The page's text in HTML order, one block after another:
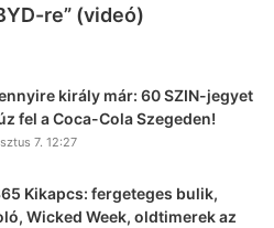
re” (videó)
király már: 60 SZIN-jegyet
fel a Coca-Cola Szegeden!
7. 12:27
Kikapcs: fergeteges bulik,
Wicked Week, oldtimerek az